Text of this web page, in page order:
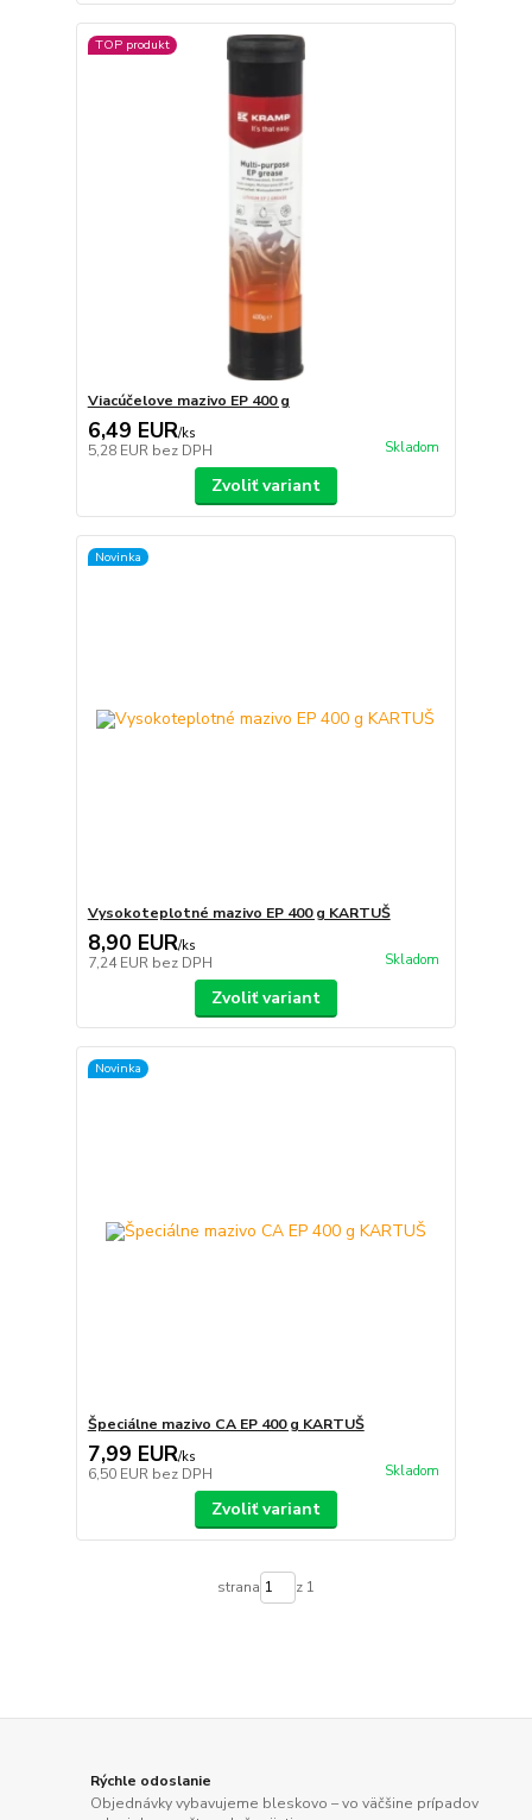
TOP produkt
Viacúčelove mazivo EP 400 g
6,49 EUR/ks
5,28 EUR bez DPH Skladom
Zvoliť variant
Novinka
Vysokoteplotné mazivo EP 400 g KARTUŠ
8,90 EUR/ks
7,24 EUR bez DPH Skladom
Zvoliť variant
Novinka
Špeciálne mazivo CA EP 400 g KARTUŠ
7,99 EUR/ks
6,50 EUR bez DPH Skladom
Zvoliť variant
strana z 1
Rýchle odoslanie
Objednávky vybavujeme bleskovo – vo väčšine prípadov